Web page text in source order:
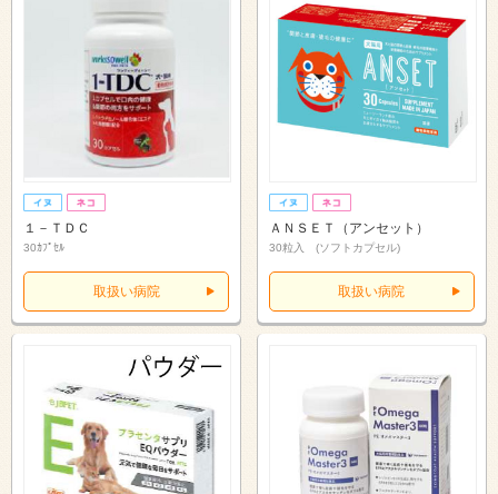
１－ＴＤＣ
30ｶﾌﾟｾﾙ
取扱い病院
ＡＮＳＥＴ（アンセット）
30粒入 (ソフトカプセル)
取扱い病院